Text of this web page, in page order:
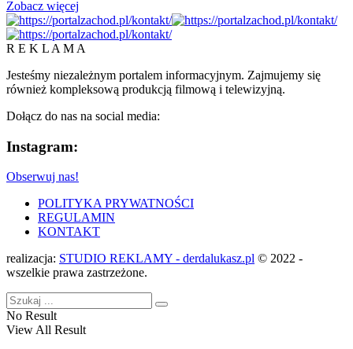
Zobacz więcej
R E K L A M A
Jesteśmy niezależnym portalem informacyjnym. Zajmujemy się
również kompleksową produkcją filmową i telewizyjną.
Dołącz do nas na social media:
Instagram:
Obserwuj nas!
POLITYKA PRYWATNOŚCI
REGULAMIN
KONTAKT
realizacja: STUDIO REKLAMY - derdalukasz.pl © 2022 -
wszelkie prawa zastrzeżone.
No Result
View All Result